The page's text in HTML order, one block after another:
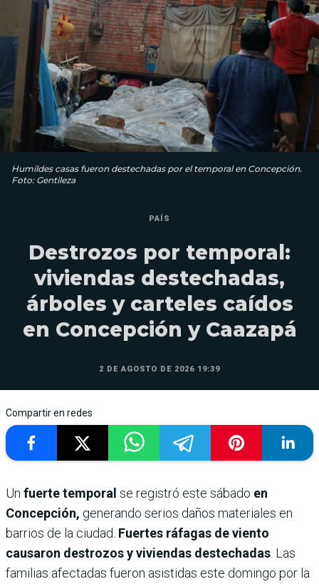
Humildes casas fueron destechadas por el temporal en Concepción.
Foto: Gentileza
PAÍS
Destrozos por temporal:
viviendas destechadas,
árboles y carteles caídos
en Concepción y Caazapá
2 DE AGOSTO DE 2026 19:39
Compartir en redes
Un fuerte temporal se registró este sábado en
Concepción, generando serios daños materiales en
barrios de la ciudad. Fuertes ráfagas de viento
causaron destrozos y viviendas destechadas . Las
familias afectadas fueron asistidas este domingo por la